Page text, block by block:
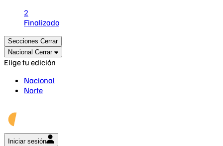
2
Finalizado
Secciones Cerrar
Nacional Cerrar
Elige tu edición
Nacional
Norte
Iniciar sesión